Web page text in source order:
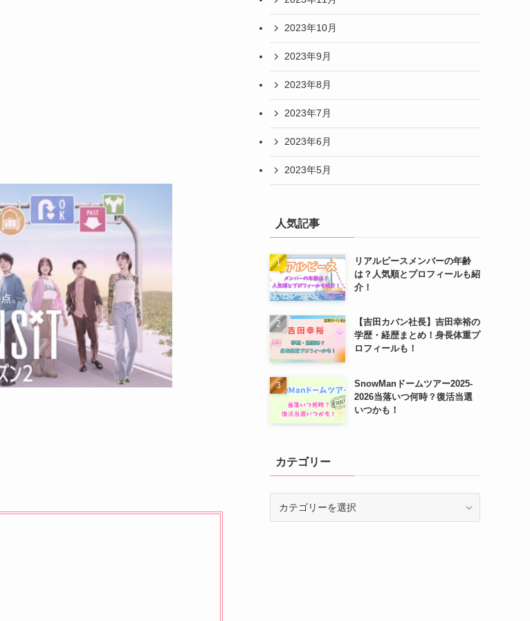
2023年10月
2023年9月
2023年8月
2023年7月
2023年6月
2023年5月
人気記事
リアルピースメンバーの年齢
は？人気順とプロフィールも紹
介！
【吉田カバン社長】吉田幸裕の
学歴・経歴まとめ！身長体重プ
ロフィールも！
SnowManドームツアー2025-
2026当落いつ何時？復活当選
いつかも！
カテゴリー